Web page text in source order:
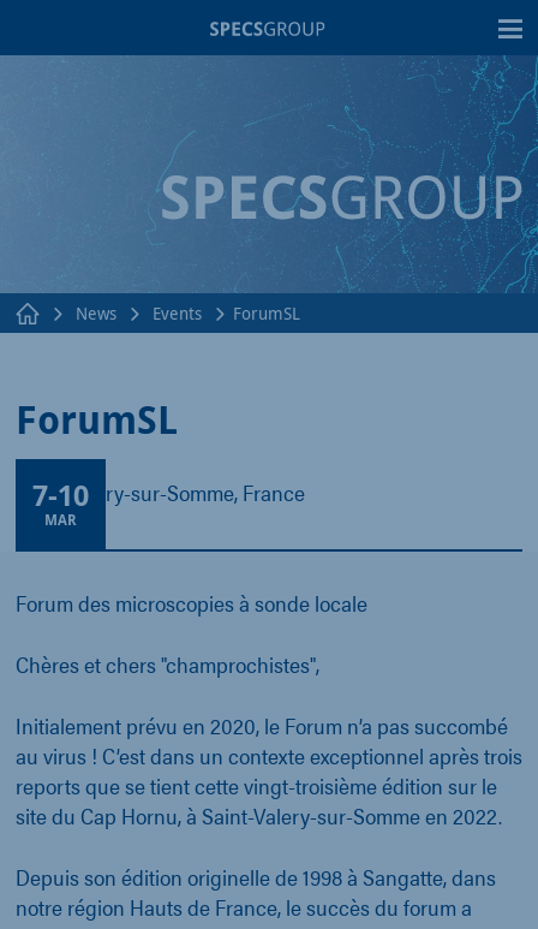
News Events ForumSL
ForumSL
Saint-Valery-sur-Somme, France
7-10
MAR
Forum des microscopies à sonde locale
Chères et chers "champrochistes",
Initialement prévu en 2020, le Forum n’a pas succombé
au virus ! C’est dans un contexte exceptionnel après trois
reports que se tient cette vingt-troisième édition sur le
site du Cap Hornu, à Saint-Valery-sur-Somme en 2022.
Depuis son édition originelle de 1998 à Sangatte, dans
notre région Hauts de France, le succès du forum a